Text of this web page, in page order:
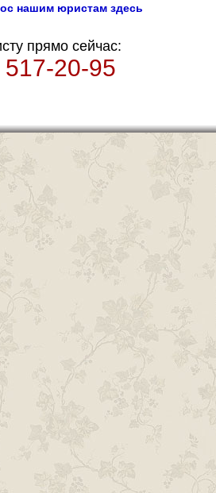
нашим юристам здесь
прямо сейчас:
20-95